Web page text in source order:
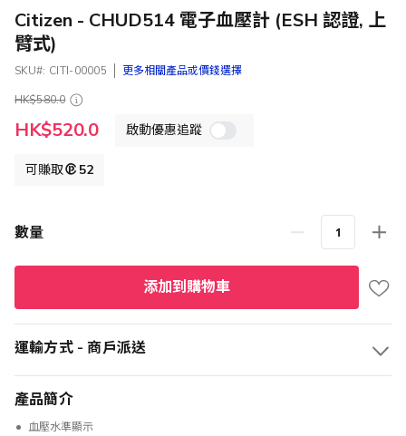
Citizen - CHUD514 電子血壓計 (ESH 認證, 上
臂式)
SKU CITI-00005
更多相關產品或價錢選擇
HK$580.0
特
殊
HK$520.0 啟動優惠追蹤
可賺取 52
數量
添加到購物車
運輸方式 - 商戶派送
產品簡介
血壓水準顯示